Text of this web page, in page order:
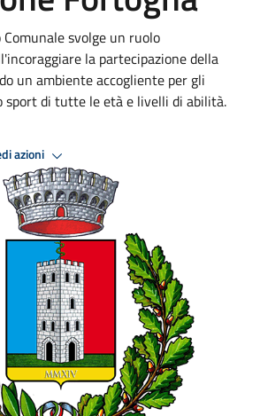
svolge un ruolo
la partecipazione della
un ambiente accogliente per gli
sport di tutte le età e livelli di abilità.
azioni